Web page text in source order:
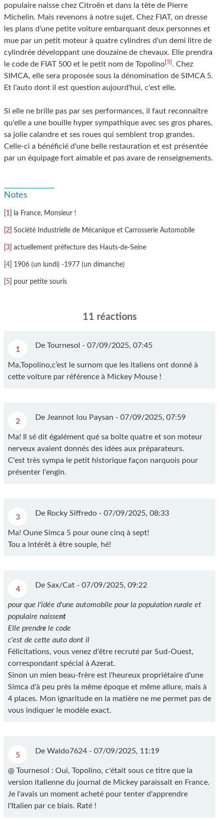
populaire naisse chez Citroën et dans la tête de Pierre
Michelin. Mais revenons à notre sujet. Chez FIAT, on dresse
les plans d'une petite voiture embarquant deux personnes et
mue par un petit moteur à quatre cylindres d'un demi litre de
cylindrée développant une douzaine de chevaux. Elle prendra
le code de FIAT 500 et le petit nom de Topolino[5] . Chez
SIMCA, elle sera proposée sous la dénomination de SIMCA 5.
Et l'auto dont il est question aujourd'hui, c'est elle.
Si elle ne brille pas par ses performances, il faut reconnaître
qu'elle a une bouille hyper sympathique avec ses gros phares,
sa jolie calandre et ses roues qui semblent trop grandes.
Celle-ci a bénéficié d'une belle restauration et est présentée
par un équipage fort aimable et pas avare de renseignements.
Notes
1 ] la France, Monsieur !
2 ] Société Industrielle de Mécanique et Carrosserie Automobile
3 ] actuellement préfecture des Hauts-de-Seine
4 ] 1906 (un lundi) -1977 (un dimanche)
5 ] pour petite souris
11 réactions
1 De Tournesol - 07/09/2025, 07:45
Ma,Topolino,c’est le surnom que les italiens ont donné à
cette voiture par référence à Mickey Mouse !
2 De Jeannot lou Paysan - 07/09/2025, 07:59
Ma! Il sé dit égalément qué sa boîte quatre et son moteur
nerveux avaient donnés des idées aux préparateurs.
C'est très sympa le petit historique façon narquois pour
présenter l'engin.
3 De Rocky Siffredo - 07/09/2025, 08:33
Ma! Oune Simca 5 pour oune cinq à sept!
Tou a intérêt à être souple, hé!
4 De Sax/Cat - 07/09/2025, 09:22
pour que l'idée d'une automobile pour la population rurale et
populaire naissent
Elle prendre le code
c'est de cette auto dont il
Félicitations, vous venez d'être recruté par Sud-Ouest,
correspondant spécial à Azerat.
Sinon un mien beau-frère est l'heureux propriétaire d'une
Simca d'à peu près la même époque et même allure, mais à
4 places. Mon ignaritude en la matière ne me permet pas de
vous indiquer le modèle exact.
5 De Waldo7624 - 07/09/2025, 11:19
@ Tournesol : Oui, Topolino, c'était sous ce titre que la
version italienne du journal de Mickey paraissait en France.
Je l'avais un moment acheté pour tenter d'apprendre
l'Italien par ce biais. Raté !